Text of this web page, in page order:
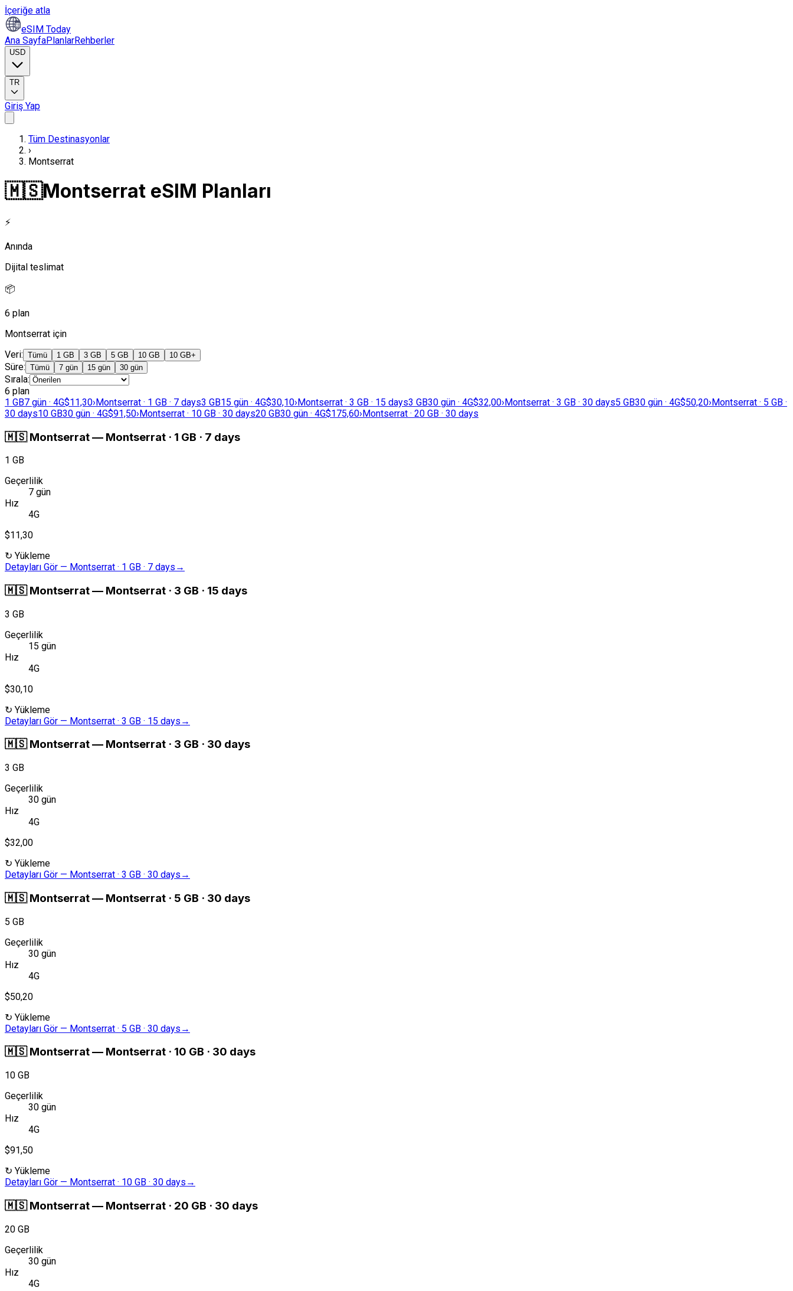
İçeriğe atla
eSIM Today
Ana SayfaPlanlarRehberler
USD
TR
Giriş Yap
Tüm Destinasyonlar
›
Montserrat
🇲🇸Montserrat eSIM Planları
⚡
Anında
Dijital teslimat
📦
6 plan
Montserrat için
Veri: Tümü 1 GB 3 GB 5 GB 10 GB 10 GB+
Süre: Tümü 7 gün 15 gün 30 gün
Sırala:
6 plan
1 GB7 gün · 4G$11,30›Montserrat · 1 GB · 7 days3 GB15 gün · 4G$30,10›Montserrat · 3 GB · 15 days3 GB30 gün · 4G$32,00›Montserrat · 3 GB · 30 days5 GB30 gün · 4G$50,20›Montserrat · 5 GB ·
30 days10 GB30 gün · 4G$91,50›Montserrat · 10 GB · 30 days20 GB30 gün · 4G$175,60›Montserrat · 20 GB · 30 days
🇲🇸 Montserrat— Montserrat · 1 GB · 7 days
1 GB
Geçerlilik
7 gün
Hız
4G
$11,30
↻ Yükleme
Detayları Gör — Montserrat · 1 GB · 7 days →
🇲🇸 Montserrat— Montserrat · 3 GB · 15 days
3 GB
Geçerlilik
15 gün
Hız
4G
$30,10
↻ Yükleme
Detayları Gör — Montserrat · 3 GB · 15 days →
🇲🇸 Montserrat— Montserrat · 3 GB · 30 days
3 GB
Geçerlilik
30 gün
Hız
4G
$32,00
↻ Yükleme
Detayları Gör — Montserrat · 3 GB · 30 days →
🇲🇸 Montserrat— Montserrat · 5 GB · 30 days
5 GB
Geçerlilik
30 gün
Hız
4G
$50,20
↻ Yükleme
Detayları Gör — Montserrat · 5 GB · 30 days →
🇲🇸 Montserrat— Montserrat · 10 GB · 30 days
10 GB
Geçerlilik
30 gün
Hız
4G
$91,50
↻ Yükleme
Detayları Gör — Montserrat · 10 GB · 30 days →
🇲🇸 Montserrat— Montserrat · 20 GB · 30 days
20 GB
Geçerlilik
30 gün
Hız
4G